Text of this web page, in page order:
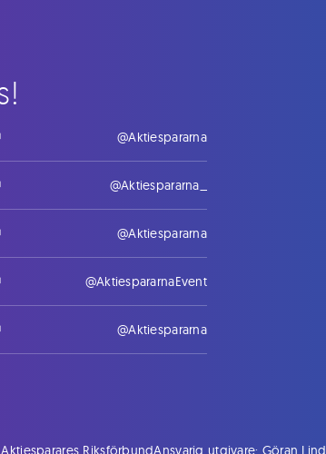
@Aktiespararna
@Aktiespararna_
@Aktiespararna
@AktiespararnaEvent
@Aktiespararna
RiksförbundAnsvarig utgivare: Göran Lind